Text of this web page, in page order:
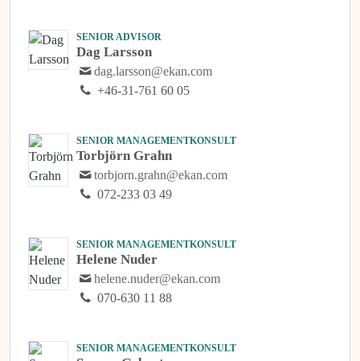
SENIOR ADVISOR
Dag Larsson
dag.larsson@ekan.com
+46-31-761 60 05
SENIOR MANAGEMENTKONSULT
Torbjörn Grahn
torbjorn.grahn@ekan.com
072-233 03 49
SENIOR MANAGEMENTKONSULT
Helene Nuder
helene.nuder@ekan.com
070-630 11 88
SENIOR MANAGEMENTKONSULT